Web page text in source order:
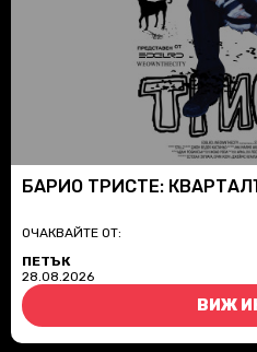
БАРИО ТРИСТЕ:
ОЧАКВАЙТЕ ОТ:
ПЕТЪК
28.08.2026
ВИЖ